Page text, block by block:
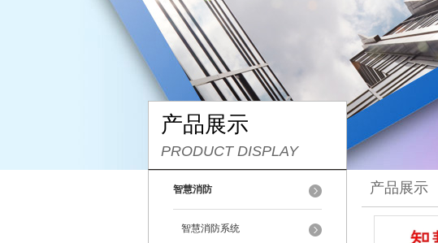
产品展示
PRODUCT DISPLAY
智慧消防
智慧消防系统
产品展示